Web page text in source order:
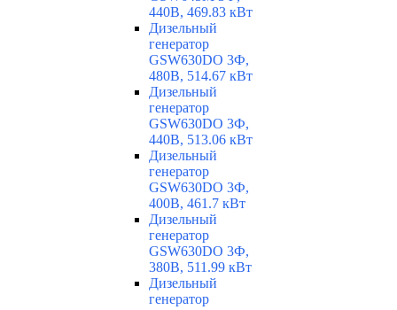
440В, 469.83 кВт
Дизельный
генератор
GSW630DO 3Ф,
480В, 514.67 кВт
Дизельный
генератор
GSW630DO 3Ф,
440В, 513.06 кВт
Дизельный
генератор
GSW630DO 3Ф,
400В, 461.7 кВт
Дизельный
генератор
GSW630DO 3Ф,
380В, 511.99 кВт
Дизельный
генератор